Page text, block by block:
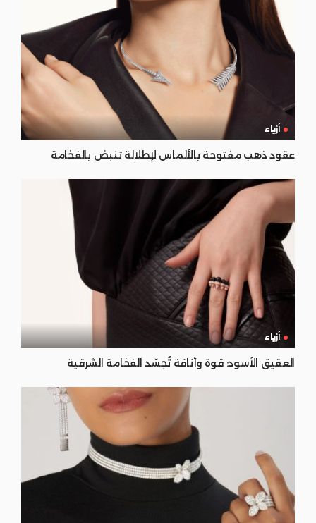
أزياء
عقود ذهب مفتوحة بالألماس لإطلالة تنبض بالفخامة
أزياء
العقيق الأسود: قوة وأناقة تُجسّد الفخامة الشرقية